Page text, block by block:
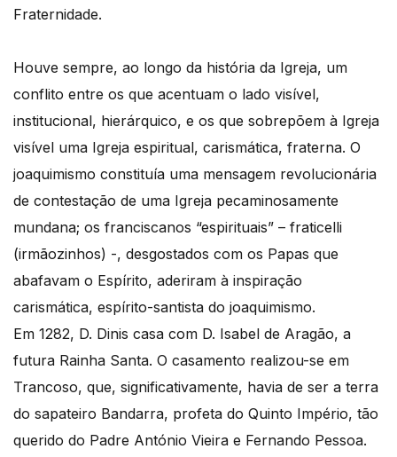
Fraternidade.
Houve sempre, ao longo da história da Igreja, um
conflito entre os que acentuam o lado visível,
institucional, hierárquico, e os que sobrepõem à Igreja
visível uma Igreja espiritual, carismática, fraterna. O
joaquimismo constituía uma mensagem revolucionária
de contestação de uma Igreja pecaminosamente
mundana; os franciscanos “espirituais” – fraticelli
(irmãozinhos) -, desgostados com os Papas que
abafavam o Espírito, aderiram à inspiração
carismática, espírito-santista do joaquimismo.
Em 1282, D. Dinis casa com D. Isabel de Aragão, a
futura Rainha Santa. O casamento realizou-se em
Trancoso, que, significativamente, havia de ser a terra
do sapateiro Bandarra, profeta do Quinto Império, tão
querido do Padre António Vieira e Fernando Pessoa.